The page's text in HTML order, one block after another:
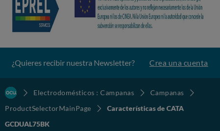
¿Quieres recibir nuestra Newsletter? Crea una cuenta
Electrodomésticos : Campanas
Campanas
ProductSelectorMainPage
Características de CATA
GCDUAL75BK